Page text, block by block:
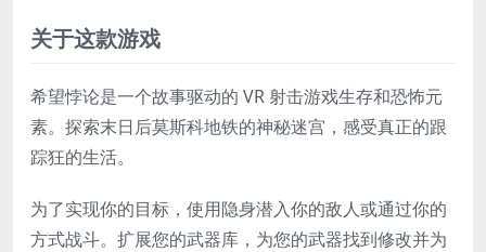
关于这款游戏
希望悖论是一个故事驱动的 VR 射击游戏生存和恐怖元
素。探索末日后莫斯科地铁的神秘迷宫，感受真正的跟
踪狂的生活。
为了实现你的目标，使用隐身潜入你的敌人或通过你的
方式战斗。扩展您的武器库，为您的武器找到修改并为